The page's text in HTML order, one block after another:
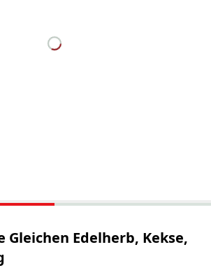
Gleichen Edelherb, Kekse,